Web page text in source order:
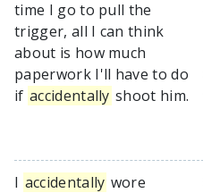
time I go to pull the
trigger, all I can think
about is how much
paperwork I'll have to do
if accidentally shoot him.
I accidentally wore